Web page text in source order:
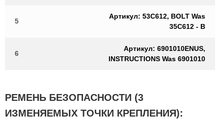
5
Артикул: 53C612, BOLT Was
35C612 - B
6
Артикул: 6901010ENUS,
INSTRUCTIONS Was 6901010
РЕМЕНЬ БЕЗОПАСНОСТИ (3
ИЗМЕНЯЕМЫХ ТОЧКИ КРЕПЛЕНИЯ):